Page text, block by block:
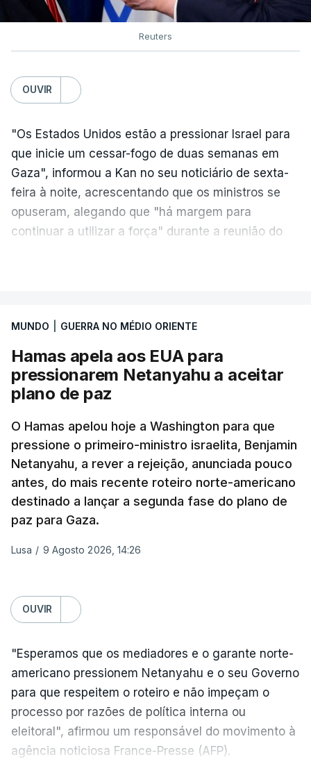
Reuters
OUVIR
"Os Estados Unidos estão a pressionar Israel para
que inicie um cessar-fogo de duas semanas em
Gaza", informou a Kan no seu noticiário de sexta-
feira à noite, acrescentando que os ministros se
opuseram, alegando que "há margem para
continuar a utilizar a força" durante a reunião do
aplicação do plano de desarmamento do Hamas.
Além disso, o correspondente do canal de
televisão israelita i24News, que também teve
acesso às deliberações do Gabinete, recordou na
autorização formal de Israel para a entrada em
Gaza da Força Internacional de Estabilização, um
contingente multinacional proposto no âmbito do
Conselho da Paz promovido por Trump.
Meios de comunicação social israelitas
informaram, após a reunião do Gabinete de
a retoma dos ataques aéreos em Gaza,
interrompidos desde segunda-feira.
"O Hamas aceitou o plano de 15 pontos, mas não
renunciou ao seu objetivo de destruir Israel",
advertiu durante a reunião o brigadeiro-general Ofir
Mizrahi-Rozen, chefe da inteligência militar do
Exército israelita, em declarações citadas pelo
jornal Israel Hayom e reproduzidas por outros
MUNDO GUERRA NO MÉDIO ORIENTE
Hamas apela aos EUA para
pressionarem Netanyahu a aceitar
plano de paz
O Hamas apelou hoje a Washington para que
pressione o primeiro-ministro israelita, Benjamin
Netanyahu, a rever a rejeição, anunciada pouco
antes, do mais recente roteiro norte-americano
destinado a lançar a segunda fase do plano de
paz para Gaza.
Lusa / 9 Agosto 2026, 14:26
OUVIR
"Esperamos que os mediadores e o garante norte-
americano pressionem Netanyahu e o seu Governo
para que respeitem o roteiro e não impeçam o
processo por razões de política interna ou
eleitoral", afirmou um responsável do movimento à
agência noticiosa France-Presse (AFP).